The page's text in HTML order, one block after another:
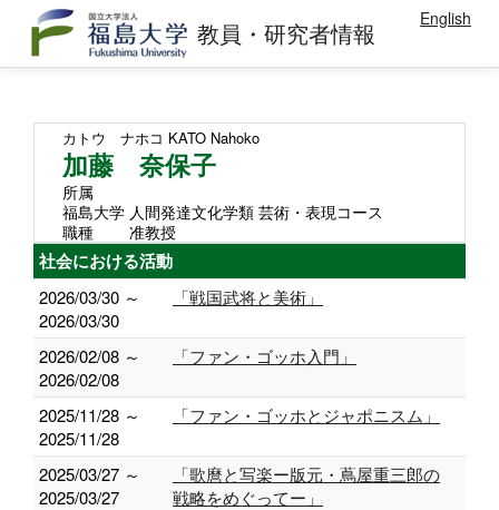
教員・研究者情報 English
カトウ ナホコ KATO Nahoko
加藤 奈保子
所属
福島大学 人間発達文化学類 芸術・表現コース
職種
准教授
社会における活動
2026/03/30 ～
2026/03/30
「戦国武将と美術」
2026/02/08 ～
2026/02/08
「ファン・ゴッホ入門」
2025/11/28 ～
2025/11/28
「ファン・ゴッホとジャポニスム」
2025/03/27 ～
2025/03/27
「歌麿と写楽ー版元・蔦屋重三郎の
戦略をめぐってー」